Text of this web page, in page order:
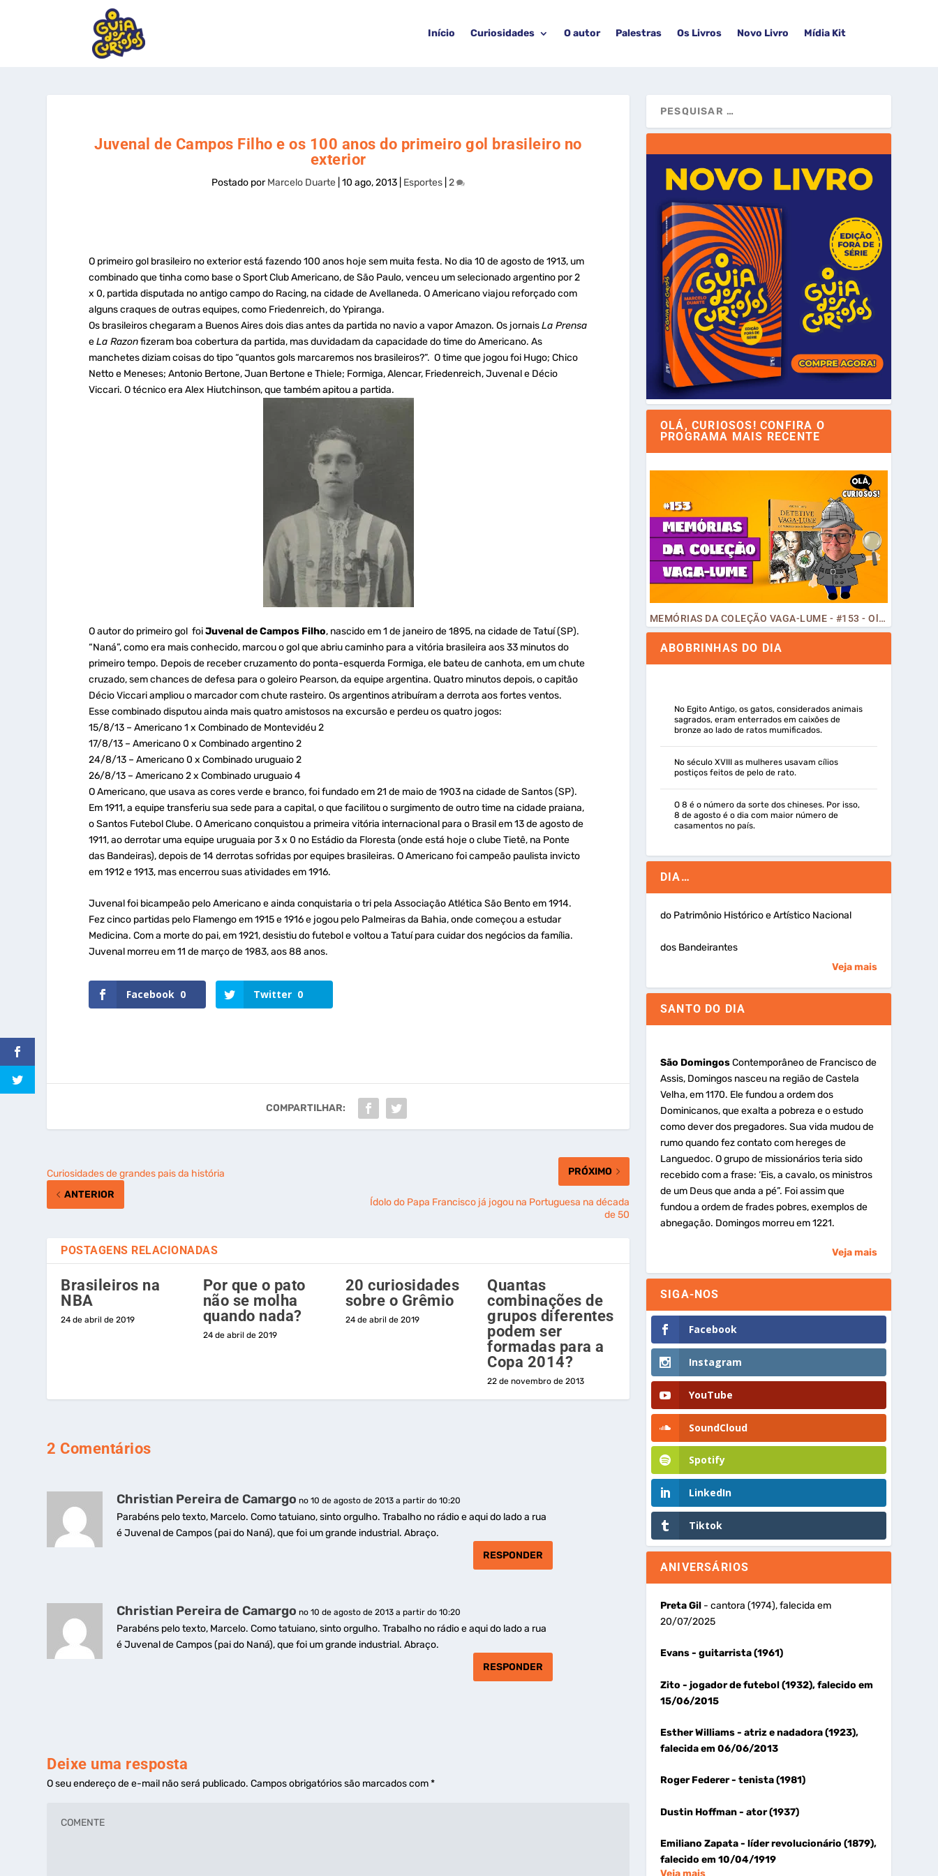
Início Curiosidades O autor Palestras Os Livros Novo Livro Mídia Kit
Juvenal de Campos Filho e os 100 anos do primeiro gol brasileiro no
exterior
Postado porMarcelo Duarte |10 ago, 2013 Esportes |2
O primeiro gol brasileiro no exterior está fazendo 100 anos hoje sem muita festa. No dia 10 de agosto de 1913, um
combinado que tinha como base o Sport Club Americano, de São Paulo, venceu um selecionado argentino por 2
x 0, partida disputada no antigo campo do Racing, na cidade de Avellaneda. O Americano viajou reforçado com
alguns craques de outras equipes, como Friedenreich, do Ypiranga.
Os brasileiros chegaram a Buenos Aires dois dias antes da partida no navio a vapor Amazon. Os jornaisLa Prensa
eLa Razonfizeram boa cobertura da partida, mas duvidadam da capacidade do time do Americano. As
manchetes diziam coisas do tipo “quantos gols marcaremos nos brasileiros?”. O time que jogou foi Hugo; Chico
Netto e Meneses; Antonio Bertone, Juan Bertone e Thiele; Formiga, Alencar, Friedenreich, Juvenal e Décio
Viccari. O técnico era Alex Hiutchinson, que também apitou a partida.
O autor do primeiro gol foiJuvenal de Campos Filho, nascido em 1 de janeiro de 1895, na cidade de Tatuí (SP).
“Naná”, como era mais conhecido, marcou o gol que abriu caminho para a vitória brasileira aos 33 minutos do
primeiro tempo. Depois de receber cruzamento do ponta-esquerda Formiga, ele bateu de canhota, em um chute
cruzado, sem chances de defesa para o goleiro Pearson, da equipe argentina. Quatro minutos depois, o capitão
Décio Viccari ampliou o marcador com chute rasteiro. Os argentinos atribuíram a derrota aos fortes ventos.
Esse combinado disputou ainda mais quatro amistosos na excursão e perdeu os quatro jogos:
15/8/13 – Americano 1 x Combinado de Montevidéu 2
17/8/13 – Americano 0 x Combinado argentino 2
24/8/13 – Americano 0 x Combinado uruguaio 2
26/8/13 – Americano 2 x Combinado uruguaio 4
O Americano, que usava as cores verde e branco, foi fundado em 21 de maio de 1903 na cidade de Santos (SP).
Em 1911, a equipe transferiu sua sede para a capital, o que facilitou o surgimento de outro time na cidade praiana,
o Santos Futebol Clube. O Americano conquistou a primeira vitória internacional para o Brasil em 13 de agosto de
1911, ao derrotar uma equipe uruguaia por 3 x 0 no Estádio da Floresta (onde está hoje o clube Tietê, na Ponte
das Bandeiras), depois de 14 derrotas sofridas por equipes brasileiras. O Americano foi campeão paulista invicto
em 1912 e 1913, mas encerrou suas atividades em 1916.
Juvenal foi bicampeão pelo Americano e ainda conquistaria o tri pela Associação Atlética São Bento em 1914.
Fez cinco partidas pelo Flamengo em 1915 e 1916 e jogou pelo Palmeiras da Bahia, onde começou a estudar
Medicina. Com a morte do pai, em 1921, desistiu do futebol e voltou a Tatuí para cuidar dos negócios da família.
Juvenal morreu em 11 de março de 1983, aos 88 anos.
Facebook 0 Twitter 0
COMPARTILHAR:
Curiosidades de grandes pais da história
ANTERIOR
PRÓXIMO
Ídolo do Papa Francisco já jogou na Portuguesa na década
de 50
POSTAGENS RELACIONADAS
Brasileiros na
NBA
24 de abril de 2019
Por que o pato
não se molha
quando nada?
24 de abril de 2019
20 curiosidades
sobre o Grêmio
24 de abril de 2019
Quantas
combinações de
grupos diferentes
podem ser
formadas para a
Copa 2014?
22 de novembro de 2013
2 Comentários
Christian Pereira de Camargo no 10 de agosto de 2013 a partir do 10:20
Parabéns pelo texto, Marcelo. Como tatuiano, sinto orgulho. Trabalho no rádio e aqui do lado a rua
é Juvenal de Campos (pai do Naná), que foi um grande industrial. Abraço.
RESPONDER
Christian Pereira de Camargo no 10 de agosto de 2013 a partir do 10:20
Parabéns pelo texto, Marcelo. Como tatuiano, sinto orgulho. Trabalho no rádio e aqui do lado a rua
é Juvenal de Campos (pai do Naná), que foi um grande industrial. Abraço.
RESPONDER
Deixe uma resposta
O seu endereço de e-mail não será publicado. Campos obrigatórios são marcados com*
OLÁ, CURIOSOS! CONFIRA O
PROGRAMA MAIS RECENTE
MEMÓRIAS DA COLEÇÃO VAGA-LUME - #153 - Olá, Curiosos! 2023
ABOBRINHAS DO DIA
No Egito Antigo, os gatos, considerados animais
sagrados, eram enterrados em caixões de
bronze ao lado de ratos mumificados.
No século XVIII as mulheres usavam cílios
postiços feitos de pelo de rato.
O 8 é o número da sorte dos chineses. Por isso,
8 de agosto é o dia com maior número de
casamentos no país.
DIA…
do Patrimônio Histórico e Artístico Nacional
dos Bandeirantes
Veja mais
SANTO DO DIA
São DomingosContemporâneo de Francisco de
Assis, Domingos nasceu na região de Castela
Velha, em 1170. Ele fundou a ordem dos
Dominicanos, que exalta a pobreza e o estudo
como dever dos pregadores. Sua vida mudou de
rumo quando fez contato com hereges de
Languedoc. O grupo de missionários teria sido
recebido com a frase: ‘Eis, a cavalo, os ministros
de um Deus que anda a pé”. Foi assim que
fundou a ordem de frades pobres, exemplos de
abnegação. Domingos morreu em 1221.
Veja mais
SIGA-NOS
Facebook
Instagram
YouTube
SoundCloud
Spotify
LinkedIn
Tiktok
ANIVERSÁRIOS
Preta Gil- cantora (1974), falecida em
20/07/2025
Evans- guitarrista (1961)
Zito - jogador de futebol (1932), falecido em
15/06/2015
Esther Williams- atriz e nadadora (1923),
falecida em 06/06/2013
Roger Federer- tenista (1981)
Dustin Hoffman- ator (1937)
Emiliano Zapata- líder revolucionário (1879),
falecido em 10/04/1919
Veja mais